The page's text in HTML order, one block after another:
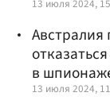
13 июля 2024,
Австралия
в
13 июля 2024,